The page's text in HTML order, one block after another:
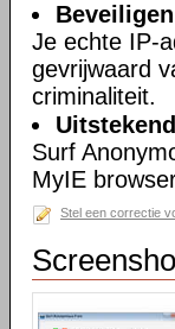
Je echte IP-
gevrijwaard
criminaliteit.
Surf
MyIE
Stel een correctie